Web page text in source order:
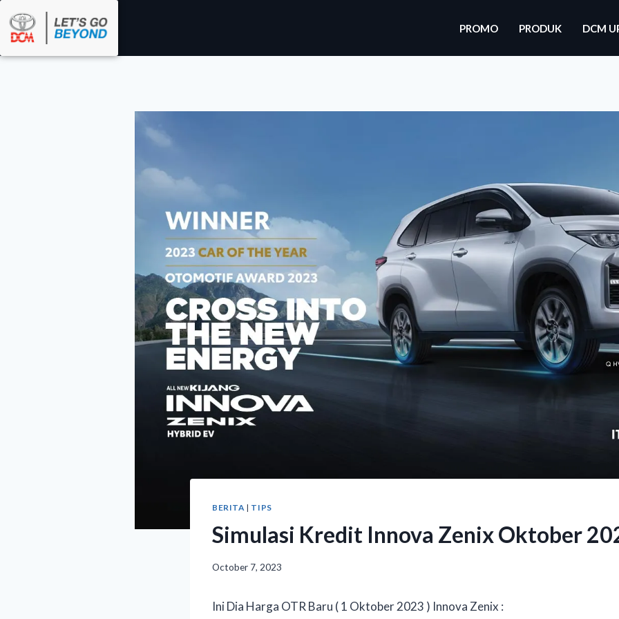
PROMO PRODUK DCM
BERITA | TIPS
Simulasi Kredit Innova Zenix Oktober
October 7, 2023
Ini Dia Harga OTR Baru ( 1 Oktober 2023 ) Innova Zenix :